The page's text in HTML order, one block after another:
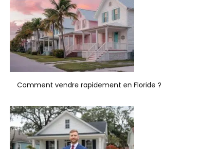
Comment vendre rapidement en Floride ?